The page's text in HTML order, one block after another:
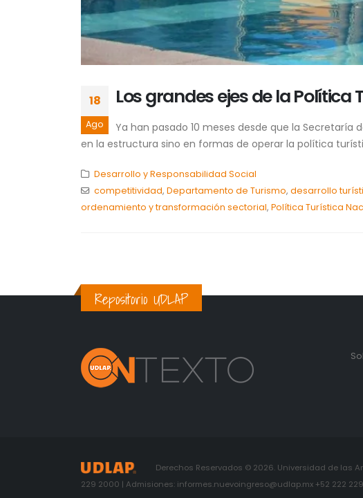
18
Ago
Los grandes ejes de la Política
Ya han pasado 10 meses desde que la
en la estructura sino en formas de operar la política
Desarrollo y Responsabilidad Social
competitividad, Departamento de Turismo, desarrollo
ordenamiento y transformación sectorial, Política Turística
Repositorio UDLAP
Derechos Reservados © 2026. Universidad de las
229 2000 | Admisiones: informes.nuevoingreso@udlap.mx +52 222